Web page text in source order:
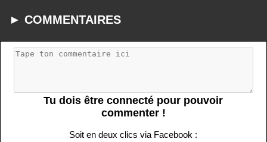
► COMMENTAIRES
Tu dois être connecté pour pouvoir
commenter !
Soit en deux clics via Facebook :